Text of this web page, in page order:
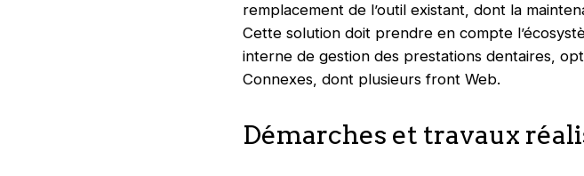
remplacement de l’outil existant, dont la
Cette solution doit prendre en compte
interne de gestion des prestations dentaires,
Connexes, dont plusieurs front Web.
Démarches et travaux